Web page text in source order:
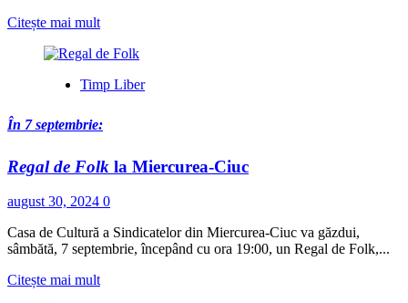
Citește mai multRead
about
urşilor
pe
fondurile
vânătoare
de
Harghita
este
trei
Timp Liber
În 7 septembrie:
Regal de Folk la Miercurea-Ciuc
august 30, 2024 0
Casa de Cultură a Sindicatelor din Miercurea-Ciuc va găzdui,
sâmbătă, 7 septembrie, începând cu ora 19:00, un Regal de Folk,...
Citește mai multRead